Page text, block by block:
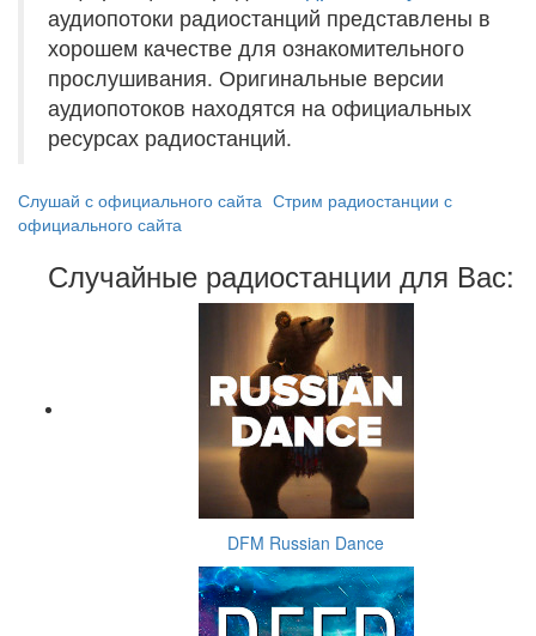
аудиопотоки радиостанций представлены в
хорошем качестве для ознакомительного
прослушивания. Оригинальные версии
аудиопотоков находятся на официальных
ресурсах радиостанций.
Слушай с официального сайта Стрим радиостанции с
официального сайта
Случайные радиостанции для Вас:
DFM Russian Dance